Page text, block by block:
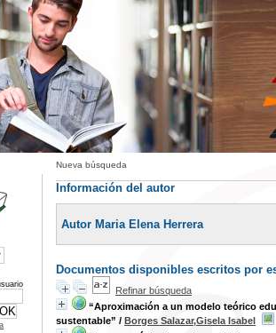
Nueva búsqueda
Información del autor
Autor Maria Elena Herrera
Documentos disponibles escritos por
Refinar búsqueda
“Aproximación a un modelo teórico
sustentable” / Borges Salazar,Gisela Isabel